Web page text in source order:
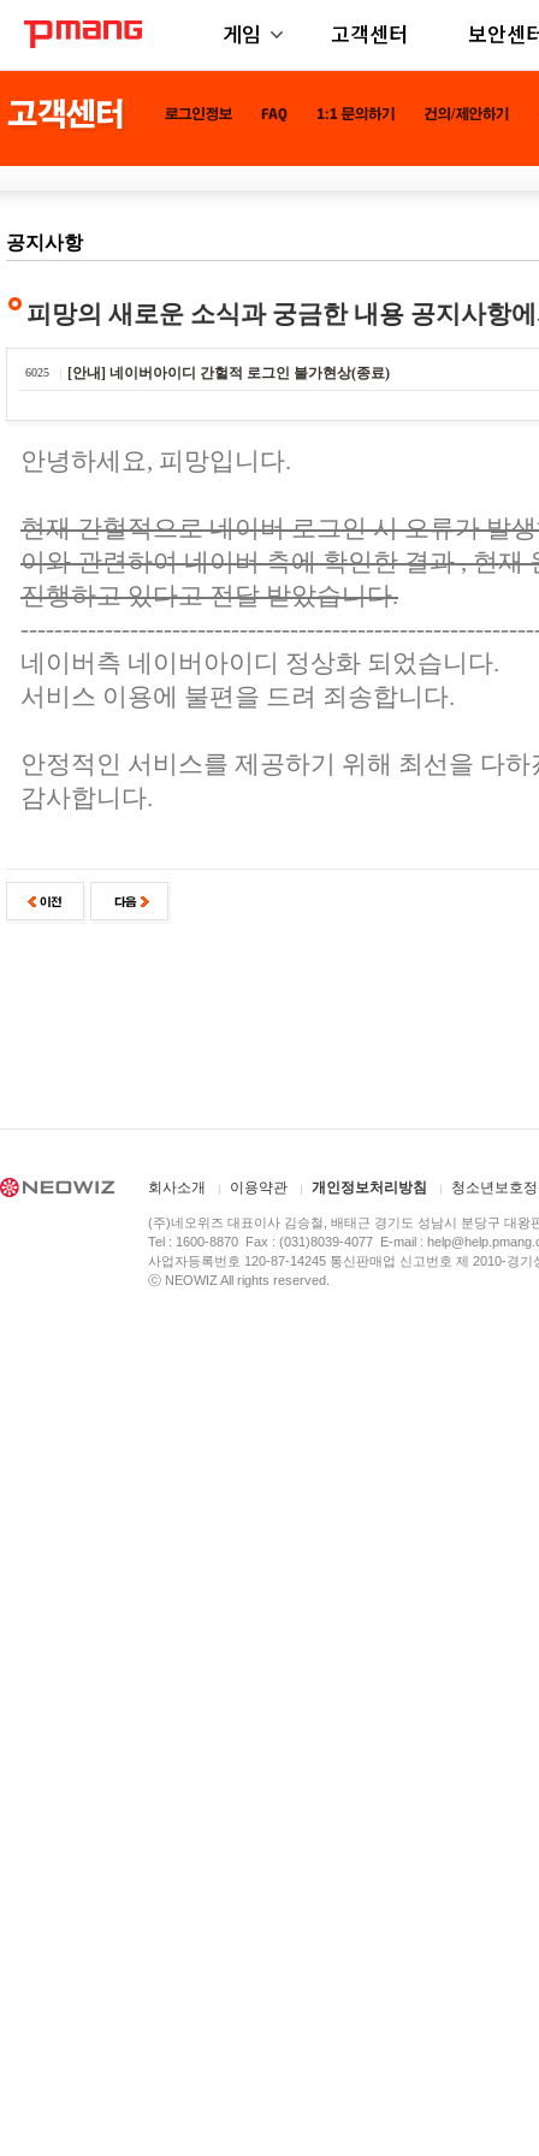
게임 고객센터 보안센
공지사항
피망의 새로운 소식과 궁금한 내용 공지사항
6025 [안내] 네이버아이디 간헐적 로그인 불가현상(종료)
안녕하세요, 피망입니다.
현재 간헐적으로 네이버 로그인 시 오류가 발
이와 관련하여 네이버 측에 확인한 결과 , 현재
진행하고 있다고 전달 받았습니다.
네이버측 네이버아이디 정상화 되었습니다.
서비스 이용에 불편을 드려 죄송합니다.
안정적인 서비스를 제공하기 위해 최선을 다하
감사합니다.
회사소개 이용약관 개인정보처리방침 청소년보호
(주)네오위즈 대표이사 김승철, 배태근 경기도 성남시 분당구 대왕
Tel : 1600-8870 Fax : (031)8039-4077 E-mail :
사업자등록번호 120-87-14245 통신판매업 신고번호 제 2010-경
ⓒ NEOWIZ All rights reserved.